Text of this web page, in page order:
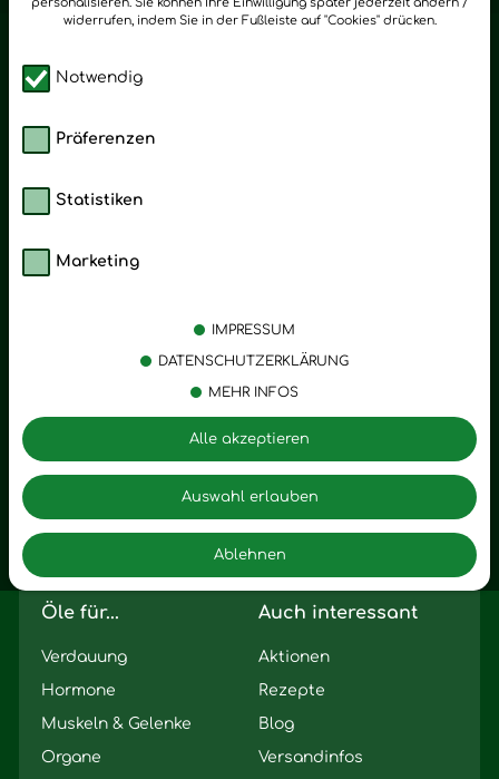
widerrufen, indem Sie in der Fußleiste auf "Cookies" drücken.
Notwendig
Präferenzen
Statistiken
Marketing
IMPRESSUM
DATENSCHUTZERKLÄRUNG
MEHR INFOS
Ablehnen
Auswahl erlauben
Alle akzeptieren
Zuhause
Stress
Entspannung
Trauer
Romantik
Motivation
Seelischer Schlag
Öle für...
Verdauung
Hormone
Muskeln & Gelenke
Organe
Auch interessant
Aktionen
Rezepte
Blog
Versandinfos